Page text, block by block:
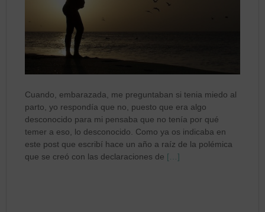
Cuando, embarazada, me preguntaban si tenia miedo al
parto, yo respondía que no, puesto que era algo
desconocido para mi pensaba que no tenía por qué
temer a eso, lo desconocido. Como ya os indicaba en
este post que escribí hace un año a raíz de la polémica
que se creó con las declaraciones de […]